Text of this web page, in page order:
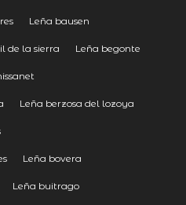
Leña bausen
de la sierra Leña begonte
Leña berzosa del lozoya
Leña bovera
Leña buitrago